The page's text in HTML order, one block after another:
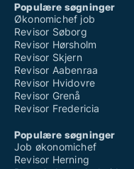
Populære søgninger
Økonomichef job
Revisor Søborg
Revisor Hørsholm
Revisor Skjern
Revisor Aabenraa
Revisor Hvidovre
Revisor Grenå
Revisor Fredericia
Populære søgninger
Job økonomichef
Revisor Herning